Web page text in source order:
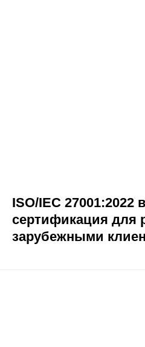
ISO/IEC 27001:2022
сертификация для
зарубежными